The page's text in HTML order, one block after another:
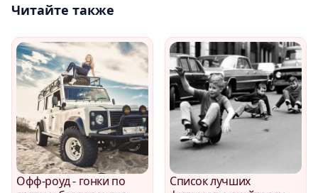
Читайте также
Офф-роуд - гонки по
Список лучших